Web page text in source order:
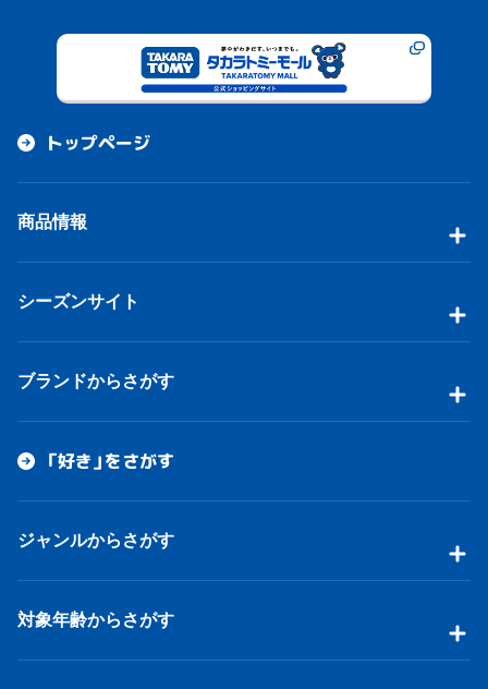
トップページ
商品情報
シーズンサイト
ブランドからさがす
「好き」をさがす
ジャンルからさがす
対象年齢からさがす